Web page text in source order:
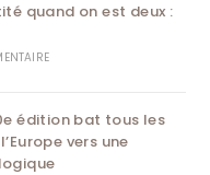
quand on est deux :
édition bat tous les
vers une